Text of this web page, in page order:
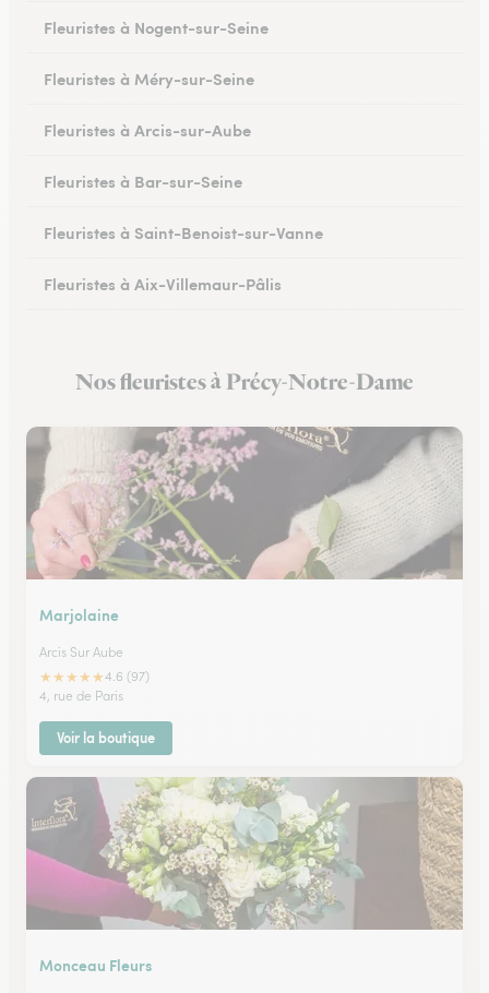
Fleuristes à Nogent-sur-Seine
Fleuristes à Méry-sur-Seine
Fleuristes à Arcis-sur-Aube
Fleuristes à Bar-sur-Seine
Fleuristes à Saint-Benoist-sur-Vanne
Fleuristes à Aix-Villemaur-Pâlis
Nos fleuristes à Précy-Notre-Dame
Marjolaine
Arcis Sur Aube
★★★★★4.6 (97)
4, rue de Paris
Voir la boutique
Monceau Fleurs